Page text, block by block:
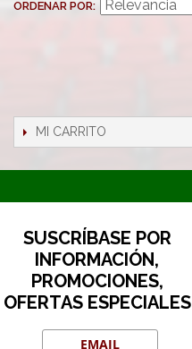
ORDENAR POR
MI CARRITO
SUSCRÍBASE POR
INFORMACIÓN,
PROMOCIONES,
OFERTAS ESPECIALES